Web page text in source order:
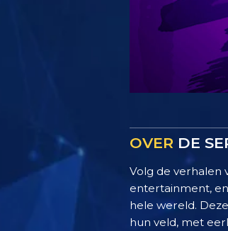
OVER DE
Volg de verhalen
entertainment,
hele wereld.
hun veld, met